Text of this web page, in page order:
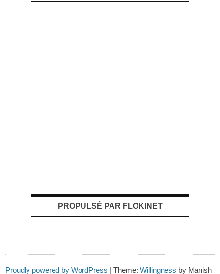
PROPULSÉ PAR FLOKINET
Proudly powered by WordPress |Theme:Willingness by Manish